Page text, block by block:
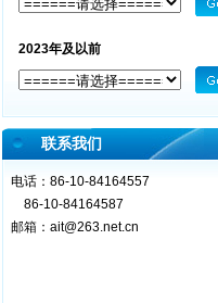
2023年及以前
联系我们
电话：86-10-84164557
86-10-84164587
邮箱： ait@263.net.cn